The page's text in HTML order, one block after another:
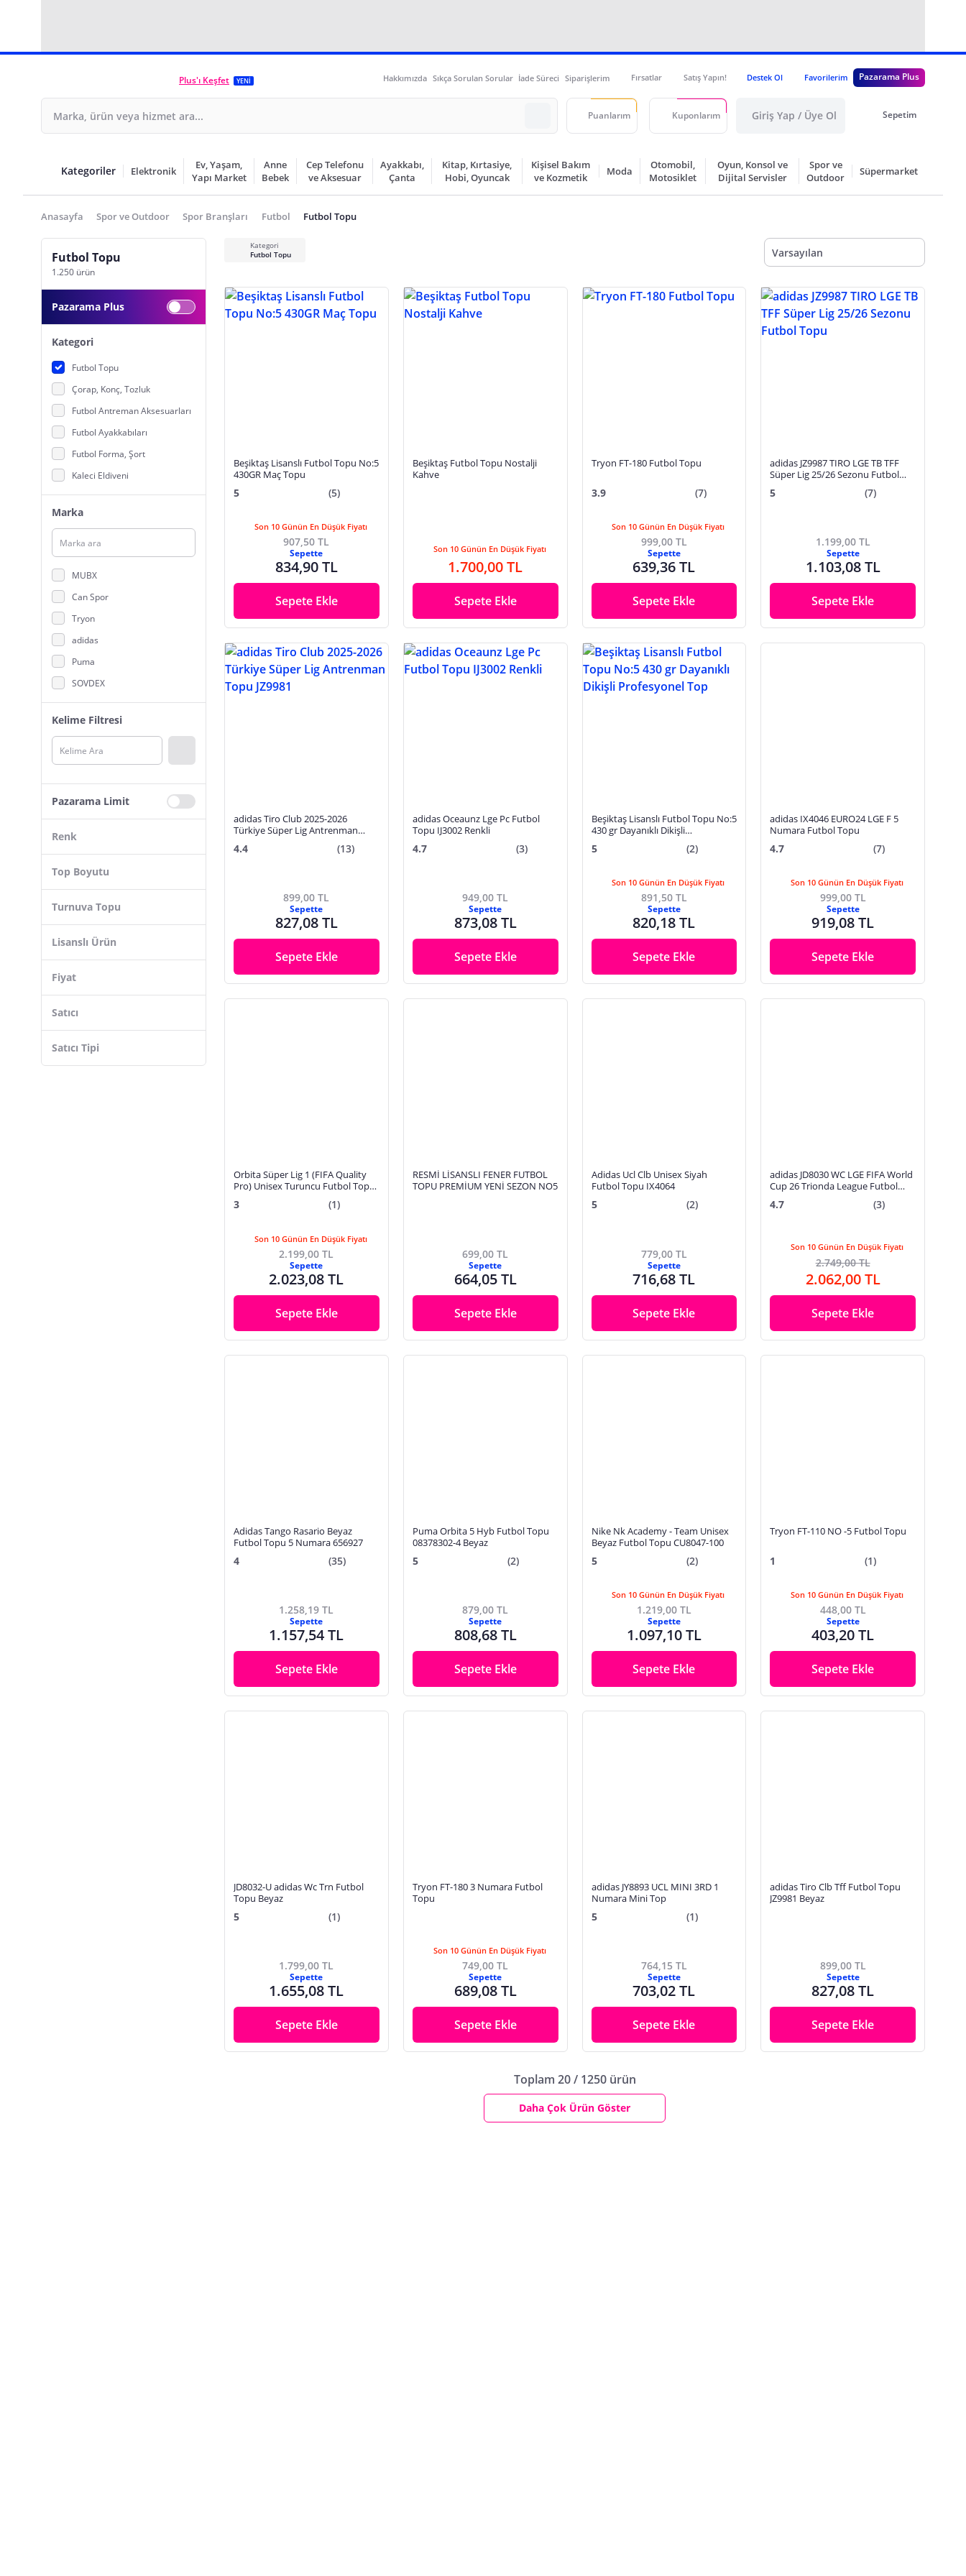
Plus'ı Keşfet YENİ Hakkımızda Sıkça Sorulan Sorular İade Süreci Siparişlerim Fırsatlar Satış Yapın! Destek Ol Favorilerim Pazarama Plus
Puanlarım Kuponlarım Giriş Yap / Üye Ol Sepetim
Kategoriler Elektronik
Ev, Yaşam,
Yapı Market
Anne
Bebek
Cep Telefonu
ve Aksesuar
Ayakkabı,
Çanta
Kitap, Kırtasiye,
Hobi, Oyuncak
Kişisel Bakım
ve Kozmetik
Moda
Otomobil,
Motosiklet
Oyun, Konsol ve
Dijital Servisler
Spor ve
Outdoor
Süpermarket
Anasayfa Spor ve Outdoor Spor Branşları Futbol Futbol Topu
Futbol Topu
1.250 ürün
Pazarama Plus
Kategori
Futbol Topu
Çorap, Konç, Tozluk
Futbol Antreman Aksesuarları
Futbol Ayakkabıları
Futbol Forma, Şort
Kaleci Eldiveni
Tekmelik
Marka
MUBX
Can Spor
Tryon
adidas
Puma
SOVDEX
Nike
Avessa
CKSpor
Trabzonspor
Diadora
Mikasa
Alastor
ByKurt
Çınar Toptan Ticaret
Kelime Filtresi
Pazarama Limit
Renk
Mavi
Sarı
Turuncu
Siyah
Top Boyutu
Turnuva Topu
Lisanslı Ürün
Fiyat
Satıcı
Satıcı Tipi
Kategori
Futbol Topu
Varsayılan
Beşiktaş Lisanslı Futbol Topu No:5
430GR Maç Topu
5 (5)
Son 10 Günün En Düşük Fiyatı
907,50 TL
Sepette
834,90 TL
Sepete Ekle
Beşiktaş Futbol Topu Nostalji
Kahve
Son 10 Günün En Düşük Fiyatı
1.700,00 TL
Sepete Ekle
Tryon FT-180 Futbol Topu
3.9 (7)
Son 10 Günün En Düşük Fiyatı
999,00 TL
Sepette
639,36 TL
Sepete Ekle
adidas JZ9987 TIRO LGE TB TFF
Süper Lig 25/26 Sezonu Futbol
5 (7)
1.199,00 TL
Sepette
1.103,08 TL
Sepete Ekle
adidas Tiro Club 2025-2026
Türkiye Süper Lig Antrenman
4.4 (13)
899,00 TL
Sepette
827,08 TL
Sepete Ekle
adidas Oceaunz Lge Pc Futbol
Topu IJ3002 Renkli
4.7 (3)
949,00 TL
Sepette
873,08 TL
Sepete Ekle
Beşiktaş Lisanslı Futbol Topu No:5
430 gr Dayanıklı Dikişli
5 (2)
Son 10 Günün En Düşük Fiyatı
891,50 TL
Sepette
820,18 TL
Sepete Ekle
adidas IX4046 EURO24 LGE F 5
Numara Futbol Topu
4.7 (7)
Son 10 Günün En Düşük Fiyatı
999,00 TL
Sepette
919,08 TL
Sepete Ekle
Orbita Süper Lig 1 (FIFA Quality
Pro) Unisex Turuncu Futbol Topu
3 (1)
Son 10 Günün En Düşük Fiyatı
2.199,00 TL
Sepette
2.023,08 TL
Sepete Ekle
RESMİ LİSANSLI FENER FUTBOL
TOPU PREMİUM YENİ SEZON NO5
699,00 TL
Sepette
664,05 TL
Sepete Ekle
Adidas Ucl Clb Unisex Siyah
Futbol Topu IX4064
5 (2)
779,00 TL
Sepette
716,68 TL
Sepete Ekle
adidas JD8030 WC LGE FIFA World
Cup 26 Trionda League Futbol
4.7 (3)
Son 10 Günün En Düşük Fiyatı
2.749,00 TL
2.062,00 TL
Sepete Ekle
Adidas Tango Rasario Beyaz
Futbol Topu 5 Numara 656927
4 (35)
1.258,19 TL
Sepette
1.157,54 TL
Sepete Ekle
Puma Orbita 5 Hyb Futbol Topu
08378302-4 Beyaz
5 (2)
879,00 TL
Sepette
808,68 TL
Sepete Ekle
Nike Nk Academy - Team Unisex
Beyaz Futbol Topu CU8047-100
5 (2)
Son 10 Günün En Düşük Fiyatı
1.219,00 TL
Sepette
1.097,10 TL
Sepete Ekle
Tryon FT-110 NO -5 Futbol Topu
1 (1)
Son 10 Günün En Düşük Fiyatı
448,00 TL
Sepette
403,20 TL
Sepete Ekle
JD8032-U adidas Wc Trn Futbol
Topu Beyaz
5 (1)
1.799,00 TL
Sepette
1.655,08 TL
Sepete Ekle
Tryon FT-180 3 Numara Futbol
Topu
Son 10 Günün En Düşük Fiyatı
749,00 TL
Sepette
689,08 TL
Sepete Ekle
adidas JY8893 UCL MINI 3RD 1
Numara Mini Top
5 (1)
764,15 TL
Sepette
703,02 TL
Sepete Ekle
adidas Tiro Clb Tff Futbol Topu
JZ9981 Beyaz
899,00 TL
Sepette
827,08 TL
Sepete Ekle
Toplam 20 / 1250 ürün
Daha Çok Ürün Göster